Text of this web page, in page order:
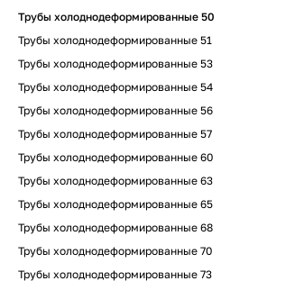
Трубы холоднодеформированные 50
Трубы холоднодеформированные 51
Трубы холоднодеформированные 53
Трубы холоднодеформированные 54
Трубы холоднодеформированные 56
Трубы холоднодеформированные 57
Трубы холоднодеформированные 60
Трубы холоднодеформированные 63
Трубы холоднодеформированные 65
Трубы холоднодеформированные 68
Трубы холоднодеформированные 70
Трубы холоднодеформированные 73